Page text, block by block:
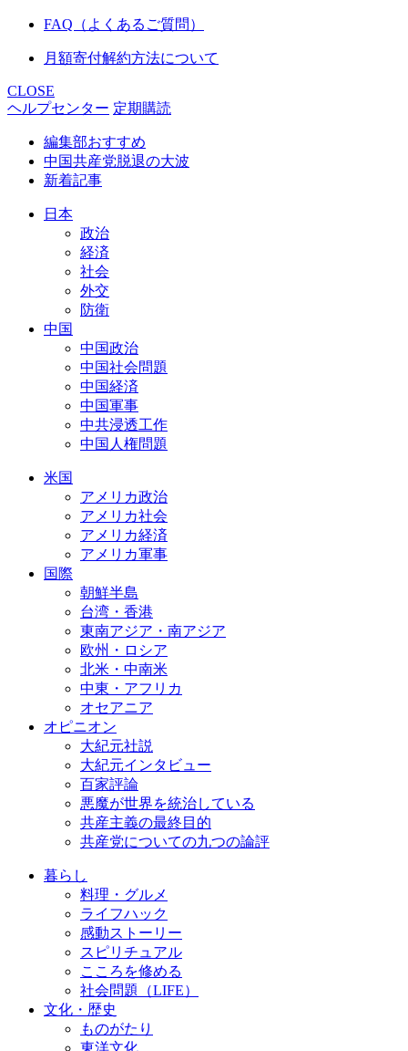
FAQ（よくあるご質問）
月額寄付解約方法について
CLOSE
ヘルプセンター 定期購読
編集部おすすめ
中国共産党脱退の大波
新着記事
日本
政治
経済
社会
外交
防衛
中国
中国政治
中国社会問題
中国経済
中国軍事
中共浸透工作
中国人権問題
米国
アメリカ政治
アメリカ社会
アメリカ経済
アメリカ軍事
国際
朝鮮半島
台湾・香港
東南アジア・南アジア
欧州・ロシア
北米・中南米
中東・アフリカ
オセアニア
オピニオン
大紀元社説
大紀元インタビュー
百家評論
悪魔が世界を統治している
共産主義の最終目的
共産党についての九つの論評
暮らし
料理・グルメ
ライフハック
感動ストーリー
スピリチュアル
こころを修める
社会問題（LIFE）
文化・歴史
ものがたり